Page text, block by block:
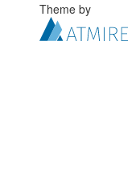
Theme by